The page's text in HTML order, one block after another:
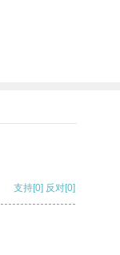
支持[0] 反对[0]